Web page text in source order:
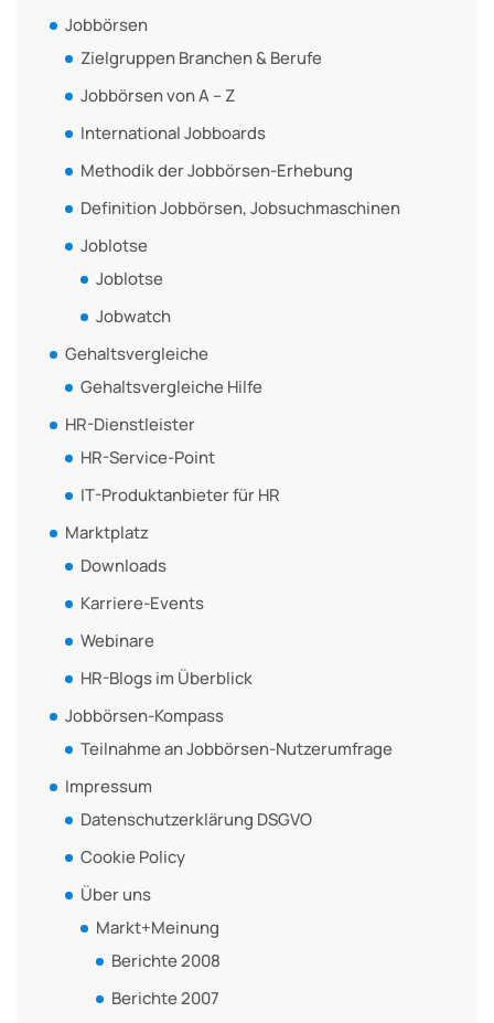
Jobbörsen
Zielgruppen Branchen & Berufe
Jobbörsen von A – Z
International Jobboards
Methodik der Jobbörsen-Erhebung
Definition Jobbörsen, Jobsuchmaschinen
Joblotse
Joblotse
Jobwatch
Gehaltsvergleiche
Gehaltsvergleiche Hilfe
HR-Dienstleister
HR-Service-Point
IT-Produktanbieter für HR
Marktplatz
Downloads
Karriere-Events
Webinare
HR-Blogs im Überblick
Jobbörsen-Kompass
Teilnahme an Jobbörsen-Nutzerumfrage
Impressum
Datenschutzerklärung DSGVO
Cookie Policy
Über uns
Markt+Meinung
Berichte 2008
Berichte 2007